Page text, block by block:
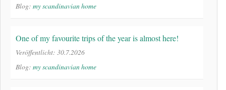
Blog: my scandinavian home
One of my favourite trips of the year is almost here!
Veröffentlicht: 30.7.2026
Blog: my scandinavian home